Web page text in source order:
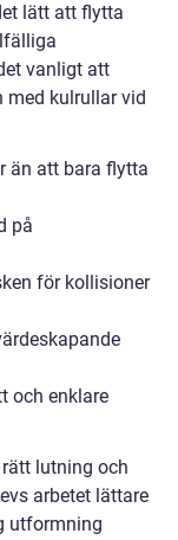
lätt att flytta
vanligt att
med kulrullar vid
än att bara flytta
på
för kollisioner
och enklare
lutning och
arbetet lättare
utformning